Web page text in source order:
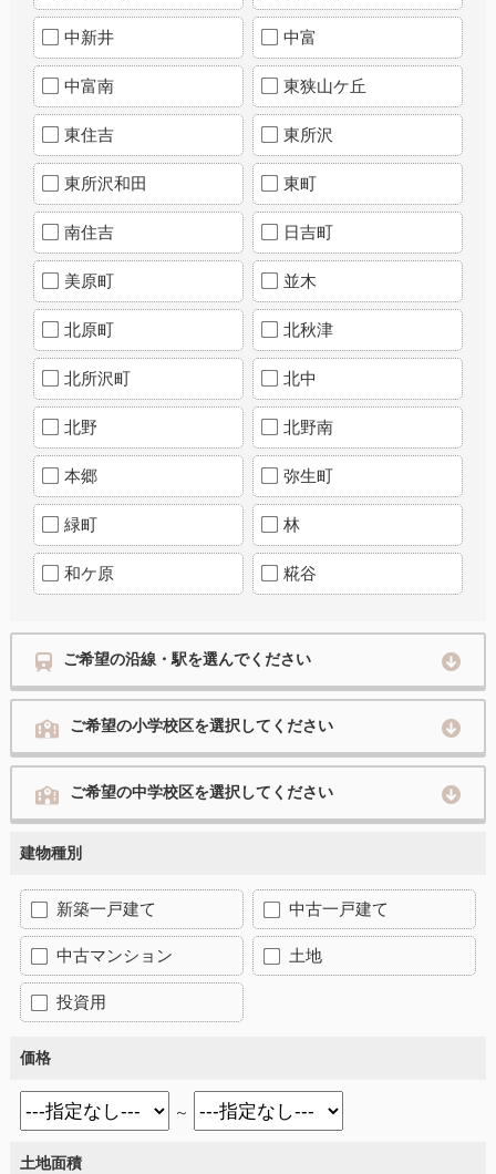
中新井 中富
中富南 東狭山ケ丘
東住吉 東所沢
東所沢和田 東町
南住吉 日吉町
美原町 並木
北原町 北秋津
北所沢町 北中
北野 北野南
本郷 弥生町
緑町 林
和ケ原 糀谷
ご希望の沿線・駅を選んでください
ご希望の小学校区を選択してください
ご希望の中学校区を選択してください
建物種別
新築一戸建て 中古一戸建て
中古マンション 土地
投資用
価格
～
土地面積